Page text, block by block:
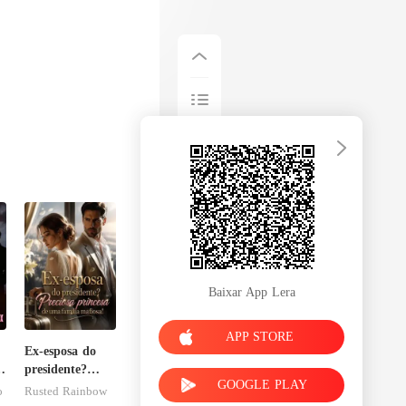
Ex-esposa do
presidente?
Preciosa
Rusted Rainbow
Baixar App Lera
APP STORE
GOOGLE PLAY